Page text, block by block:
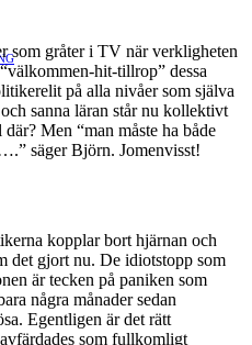
som gråter i TV när verkligheten
hit-tillrop” dessa
på alla nivåer som själva
sanna läran står nu kollektivt
Men “man måste ha både
säger Björn. Jomenvisst!
kopplar bort hjärnan och
det gjort nu. De idiotstopp som
är tecken på paniken som
några månader sedan
Egentligen är det rätt
som fullkomligt